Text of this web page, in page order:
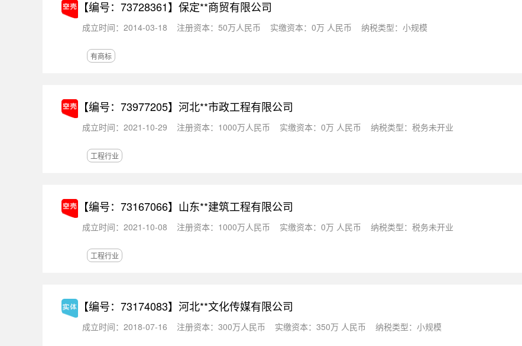
【编号：73728361】 保定**商贸有限公司
成立时间：2014-03-18 注册资本：50万人民币 实缴资本：0万 人民币 纳税类型：小规模
有商标
【编号：73977205】 河北**市政工程有限公司
成立时间：2021-10-29 注册资本：1000万人民币 实缴资本：0万 人民币 纳税类型：税务未开业
工程行业
【编号：73167066】 山东**建筑工程有限公司
成立时间：2021-10-08 注册资本：1000万人民币 实缴资本：0万 人民币 纳税类型：税务未开业
工程行业
【编号：73174083】 河北**文化传媒有限公司
成立时间：2018-07-16 注册资本：300万人民币 实缴资本：350万 人民币 纳税类型：小规模